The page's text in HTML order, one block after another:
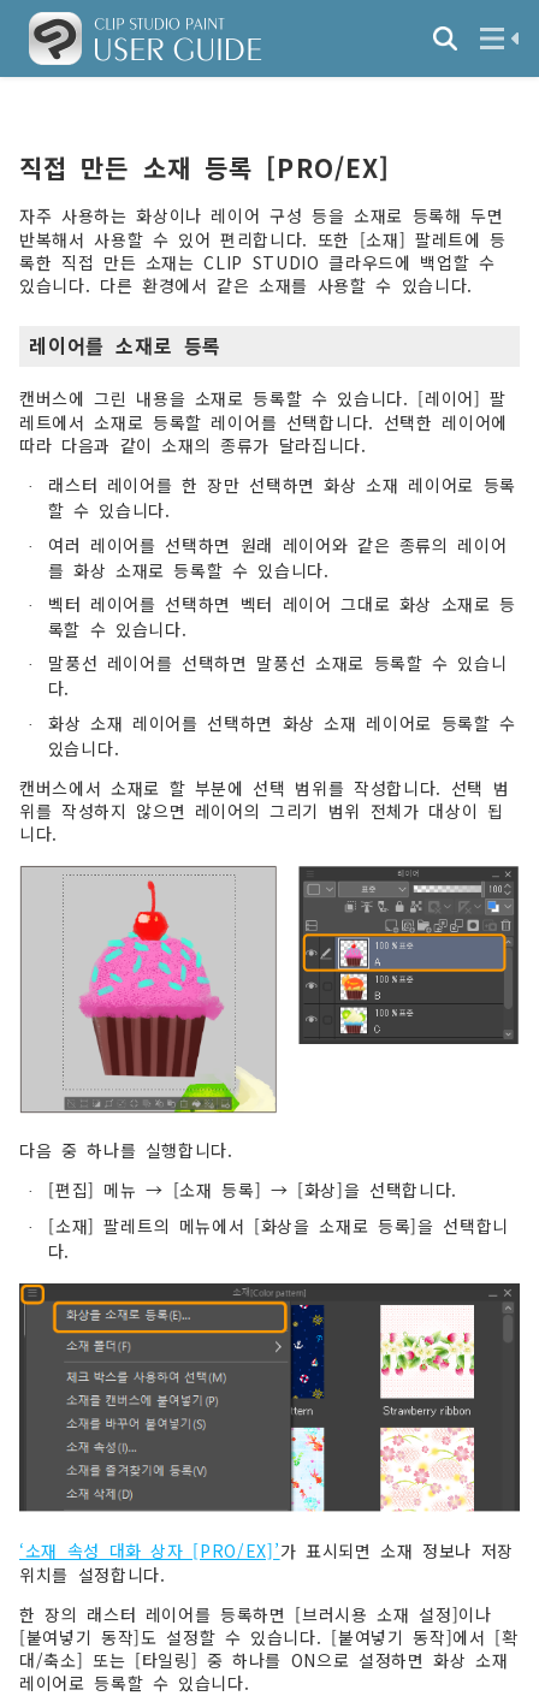
직접 만든 소재 등록 [PRO/EX]
자주 사용하는 화상이나 레이어 구성 등을 소재로 등록해 두면
반복해서 사용할 수 있어 편리합니다. 또한 [소재] 팔레트에 등
록한 직접 만든 소재는 CLIP STUDIO 클라우드에 백업할 수
있습니다. 다른 환경에서 같은 소재를 사용할 수 있습니다.
레이어를 소재로 등록
캔버스에 그린 내용을 소재로 등록할 수 있습니다. [레이어] 팔
레트에서 소재로 등록할 레이어를 선택합니다. 선택한 레이어에
따라 다음과 같이 소재의 종류가 달라집니다.
·
래스터 레이어를 한 장만 선택하면 화상 소재 레이어로 등록
할 수 있습니다.
·
여러 레이어를 선택하면 원래 레이어와 같은 종류의 레이어
를 화상 소재로 등록할 수 있습니다.
·
벡터 레이어를 선택하면 벡터 레이어 그대로 화상 소재로 등
록할 수 있습니다.
·
말풍선 레이어를 선택하면 말풍선 소재로 등록할 수 있습니
다.
·
화상 소재 레이어를 선택하면 화상 소재 레이어로 등록할 수
있습니다.
캔버스에서 소재로 할 부분에 선택 범위를 작성합니다. 선택 범
위를 작성하지 않으면 레이어의 그리기 범위 전체가 대상이 됩
니다.
다음 중 하나를 실행합니다.
· [편집] 메뉴 → [소재 등록] → [화상]을 선택합니다.
·
[소재] 팔레트의 메뉴에서 [화상을 소재로 등록]을 선택합니
다.
‘소재 속성 대화 상자 [PRO/EX]’가 표시되면 소재 정보나 저장
위치를 설정합니다.
한 장의 래스터 레이어를 등록하면 [브러시용 소재 설정]이나
[붙여넣기 동작]도 설정할 수 있습니다. [붙여넣기 동작]에서 [확
대/축소] 또는 [타일링] 중 하나를 ON으로 설정하면 화상 소재
레이어로 등록할 수 있습니다.